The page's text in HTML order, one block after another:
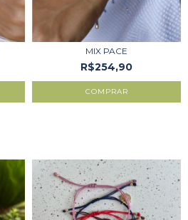
MIX PACE
R$254,90